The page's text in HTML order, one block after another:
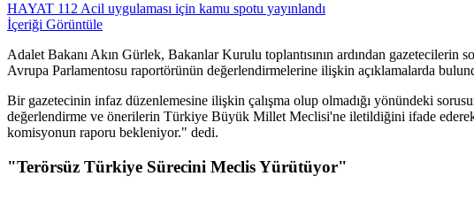
HAYAT 112 Acil uygulaması için kamu spotu yayınlandı
İçeriği Görüntüle
Adalet Bakanı Akın Gürlek, Bakanlar Kurulu toplantısının ardından gazetecilerin
Avrupa Parlamentosu raportörünün değerlendirmelerine ilişkin açıklamalarda
Bir gazetecinin infaz düzenlemesine ilişkin çalışma olup olmadığı yönündeki
değerlendirme ve önerilerin Türkiye Büyük Millet Meclisi'ne iletildiğini ifade
komisyonun raporu bekleniyor." dedi.
"Terörsüz Türkiye Sürecini Meclis Yürütüyor"